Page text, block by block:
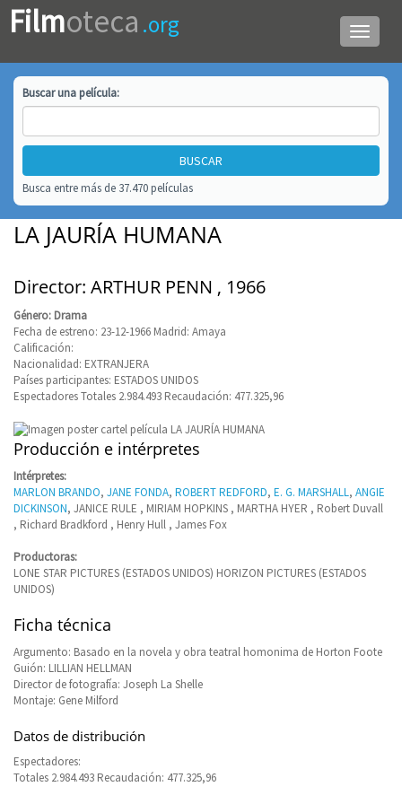
Menú
de
Filmoteca .org
Buscar unapelícula:
Busca entre más de 37.470 películas
LA JAURÍA HUMANA
Director: ARTHUR PENN , 1966
Género: Drama
Fecha de estreno: 23-12-1966 Madrid: Amaya
Calificación:
Nacionalidad: EXTRANJERA
Países participantes: ESTADOS UNIDOS
Espectadores Totales 2.984.493 Recaudación: 477.325,96
Producción e intérpretes
Intérpretes:
MARLON BRANDO, JANE FONDA, ROBERT REDFORD, E. G. MARSHALL, ANGIE
DICKINSON, JANICE RULE , MIRIAM HOPKINS , MARTHA HYER , Robert Duvall
, Richard Bradkford , Henry Hull , James Fox
Productoras:
LONE STAR PICTURES (ESTADOS UNIDOS) HORIZON PICTURES (ESTADOS
UNIDOS)
Ficha técnica
Argumento: Basado en la novela y obra teatral homonima de Horton Foote
Guión: LILLIAN HELLMAN
Director de fotografía: Joseph La Shelle
Montaje: Gene Milford
Datos de distribución
Espectadores:
Totales 2.984.493 Recaudación: 477.325,96